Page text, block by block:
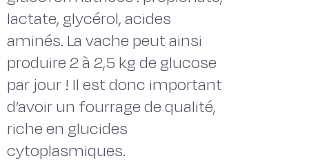
lactate, glycérol, acides
aminés. La vache peut ainsi
produire 2 à 2,5 kg de glucose
par jour ! Il est donc important
d’avoir un fourrage de qualité,
riche en glucides
cytoplasmiques.